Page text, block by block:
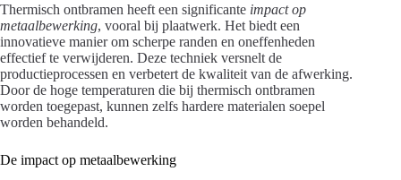
Thermisch ontbramen heeft een significante impact op
metaalbewerking, vooral bij plaatwerk. Het biedt een
innovatieve manier om scherpe randen en oneffenheden
effectief te verwijderen. Deze techniek versnelt de
productieprocessen en verbetert de kwaliteit van de afwerking.
Door de hoge temperaturen die bij thermisch ontbramen
worden toegepast, kunnen zelfs hardere materialen soepel
worden behandeld.
De impact op metaalbewerking